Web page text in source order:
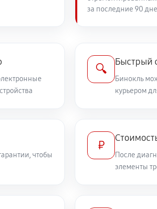
2700 руб
5400 руб
900 руб
за последние 90
🔍
Быстрый
Бинокль
курьером
чтобы
₽
После
элементы